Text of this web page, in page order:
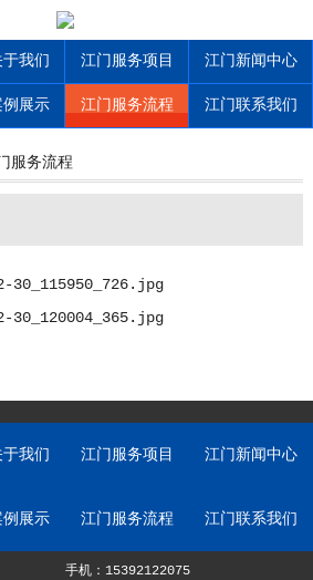
我们 江门服务项目 江门新闻中心
展示 江门服务流程 江门联系我们
服务流程
我们 江门服务项目 江门新闻中心
展示 江门服务流程 江门联系我们
手机：15392122075